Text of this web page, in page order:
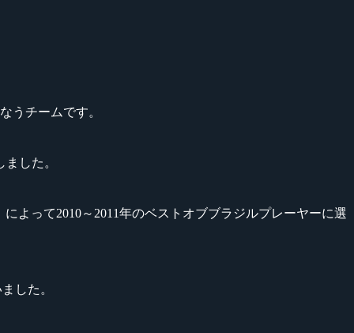
うチームです。
ました。
によって2010～2011年のベストオブブラジルプレーヤーに選
した。